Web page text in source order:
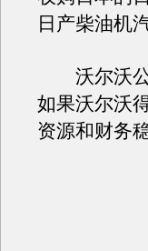
日产柴油机
沃尔沃公
如果沃尔沃
资源和财务